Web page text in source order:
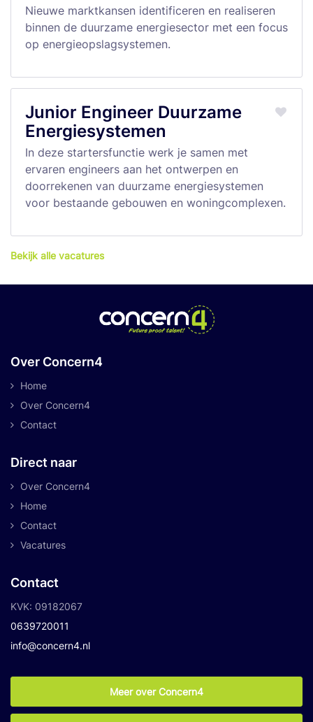
Nieuwe marktkansen identificeren en realiseren
binnen de duurzame energiesector met een focus
op energieopslagsystemen.
Junior Engineer Duurzame
Energiesystemen
In deze startersfunctie werk je samen met
ervaren engineers aan het ontwerpen en
doorrekenen van duurzame energiesystemen
voor bestaande gebouwen en woningcomplexen.
Bekijk alle vacatures
Over Concern4
Home
Over Concern4
Contact
Direct naar
Over Concern4
Home
Contact
Vacatures
Contact
KVK: 09182067
0639720011
info@concern4.nl
Meer over Concern4